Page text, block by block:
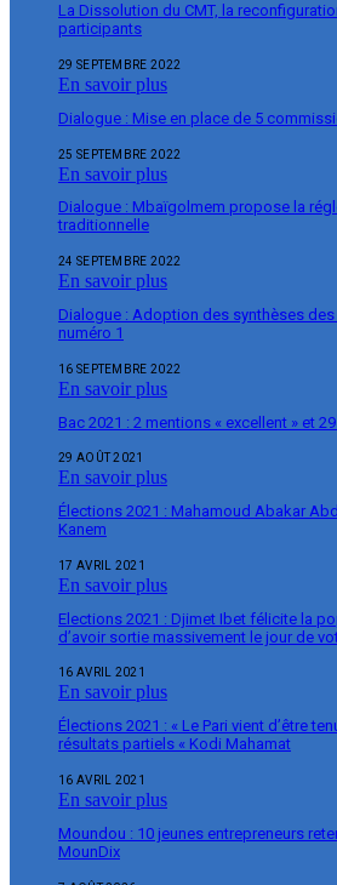
La Dissolution du CMT, la
participants
29 SEPTEMBRE 2022
En savoir plus
Dialogue : Mise en place de 5
25 SEPTEMBRE 2022
En savoir plus
Dialogue : Mbaïgolmem propose la
traditionnelle
24 SEPTEMBRE 2022
En savoir plus
Dialogue : Adoption des synthèses
numéro 1
16 SEPTEMBRE 2022
En savoir plus
Bac 2021 : 2 mentions « excellent » et
29 AOÛT 2021
En savoir plus
Élections 2021 : Mahamoud Abakar
Kanem
17 AVRIL 2021
En savoir plus
Elections 2021 : Djimet Ibet félicite la
d’avoir sortie massivement le jour de
16 AVRIL 2021
En savoir plus
Élections 2021 : « Le Pari vient d’être
résultats partiels « Kodi Mahamat
16 AVRIL 2021
En savoir plus
Moundou : 10 jeunes entrepreneurs
MounDix